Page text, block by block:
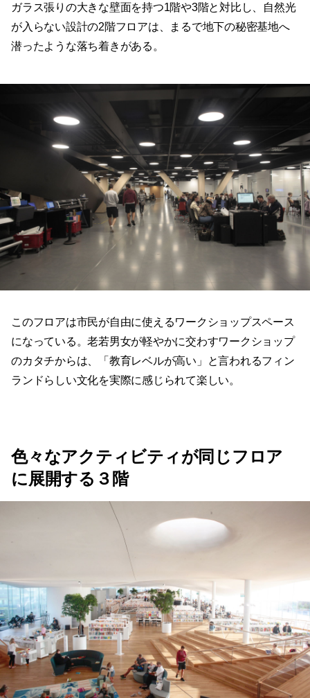
ガラス張りの大きな壁面を持つ1階や3階と対比し、自然光
が入らない設計の2階フロアは、まるで地下の秘密基地へ
潜ったような落ち着きがある。
このフロアは市民が自由に使えるワークショップスペース
になっている。老若男女が軽やかに交わすワークショップ
のカタチからは、「教育レベルが高い」と言われるフィン
ランドらしい文化を実際に感じられて楽しい。
色々なアクティビティが同じフロア
に展開する３階